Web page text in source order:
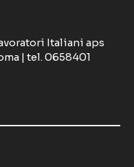
Italiani aps
| tel. 0658401